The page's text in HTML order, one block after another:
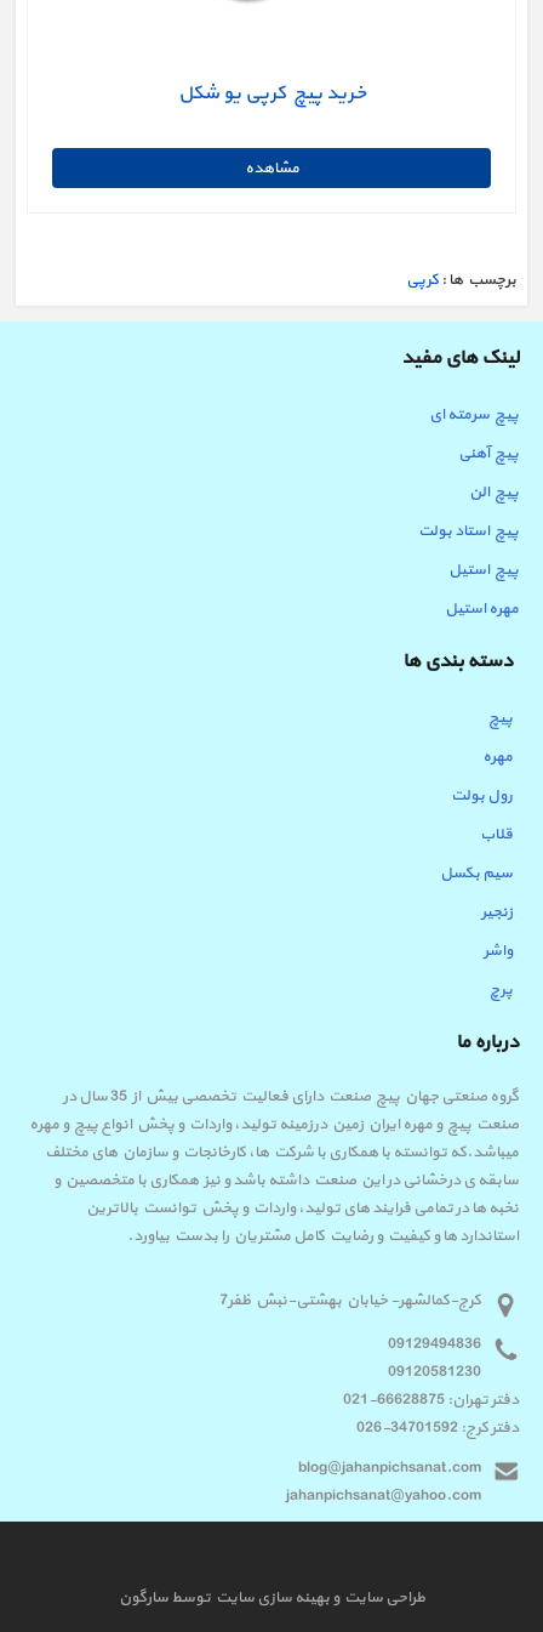
خرید پیچ کرپی یو شکل
برچسب ها : کرپی
لینک های مفید
پیچ سرمته ای
پیچ آهنی
پیچ الن
پیچ استاد بولت
پیچ استیل
مهره استیل
دسته بندی ها
پیچ
مهره
رول بولت
قلاب
سیم بکسل
زنجیر
واشر
پرچ
درباره ما
گروه صنعتی جهان پیچ صنعت دارای فعالیت تخصصی بیش از 35 سال در
صنعت پیچ و مهره ایران زمین درزمینه تولید، واردات و پخش انواع پیچ و مهره
میباشد.که توانسته با همکاری با شرکت ها، کارخانجات و سازمان های مختلف
سابقه ی درخشانی در این صنعت داشته باشد و نیز همکاری با متخصصین و
نخبه ها در تمامی فرایند های تولید، واردات و پخش توانست بالاترین
استاندارد ها و کیفیت و رضایت کامل مشتریان را بدست بیاورد.
کرج-کمالشهر- خیابان بهشتی-نبش ظفر7
09129494836
09120581230
دفتر تهران: 66628875-021
دفتر کرج: 34701592-026
blog@jahanpichsanat.com
jahanpichsanat@yahoo.com
طراحی سایتوبهینه سازی سایتتوسط سارگون